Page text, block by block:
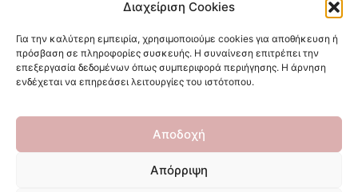
Διαχείριση Cookies
Για την καλύτερη εμπειρία, χρησιμοποιούμε cookies για αποθήκευση ή
πρόσβαση σε πληροφορίες συσκευής. Η συναίνεση επιτρέπει την
επεξεργασία δεδομένων όπως συμπεριφορά περιήγησης. Η άρνηση
ενδέχεται να επηρεάσει λειτουργίες του ιστότοπου.
Αποδοχή
Απόρριψη
Ακολουθήστε μας
Επικοινωνήστε μαζί μας
stigmalogou@gmail.com